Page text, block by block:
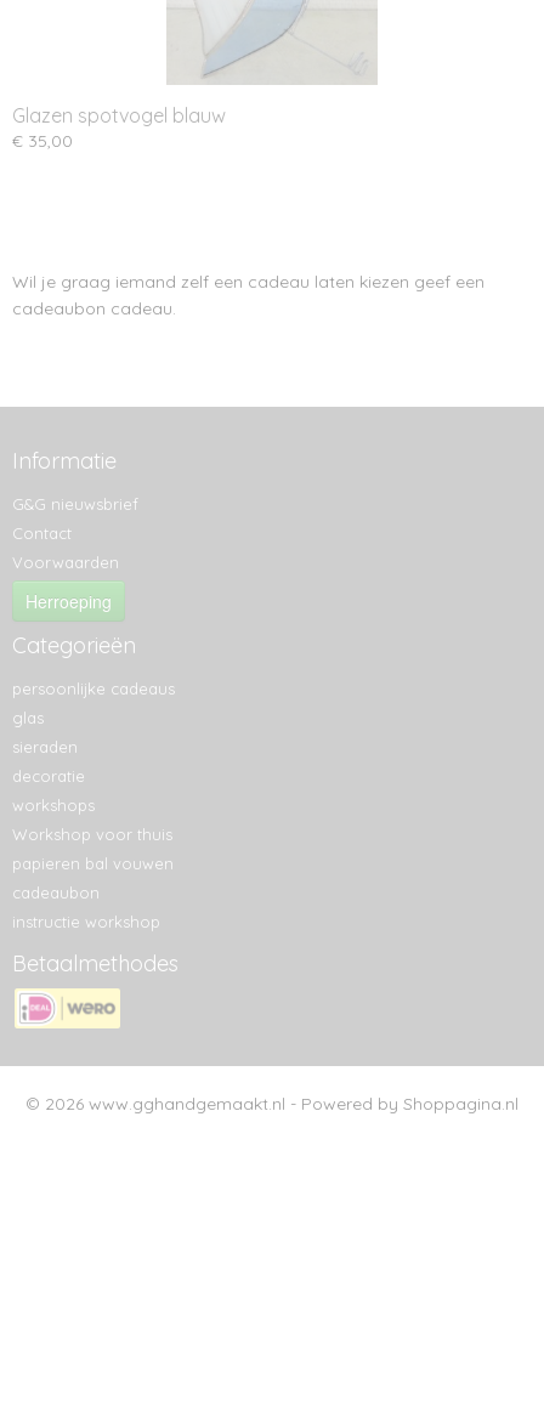
Glazen spotvogel blauw
€ 35,00
Wil je graag iemand zelf een cadeau laten kiezen geef een
cadeaubon cadeau.
Informatie
G&G nieuwsbrief
Contact
Voorwaarden
Herroeping
Categorieën
persoonlijke cadeaus
glas
sieraden
decoratie
workshops
Workshop voor thuis
papieren bal vouwen
cadeaubon
instructie workshop
Betaalmethodes
© 2026 www.gghandgemaakt.nl - Powered by Shoppagina.nl